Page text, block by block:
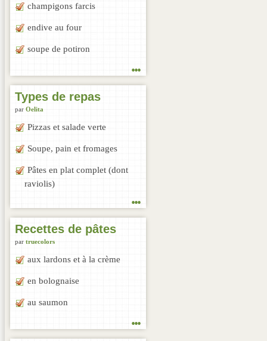
champigons farcis
endive au four
soupe de potiron
...
Types de repas
par Oelita
Pizzas et salade verte
Soupe, pain et fromages
Pâtes en plat complet (dont
raviolis)
...
Recettes de pâtes
par truecolors
aux lardons et à la crème
en bolognaise
au saumon
...